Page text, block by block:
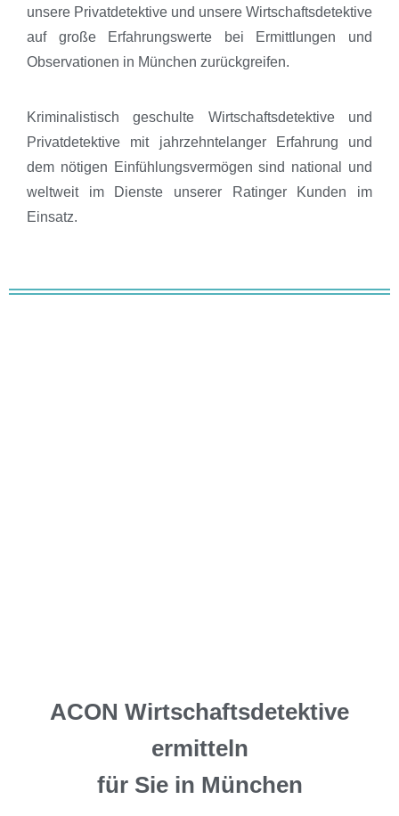
unsere Privatdetektive und unsere Wirtschaftsdetektive
auf große Erfahrungswerte bei Ermittlungen und
Observationen in München zurückgreifen.
Kriminalistisch geschulte Wirtschaftsdetektive und
Privatdetektive mit jahrzehntelanger Erfahrung und
dem nötigen Einfühlungsvermögen sind national und
weltweit im Dienste unserer Ratinger Kunden im
Einsatz.
ACON Wirtschaftsdetektive
ermitteln
für Sie in München